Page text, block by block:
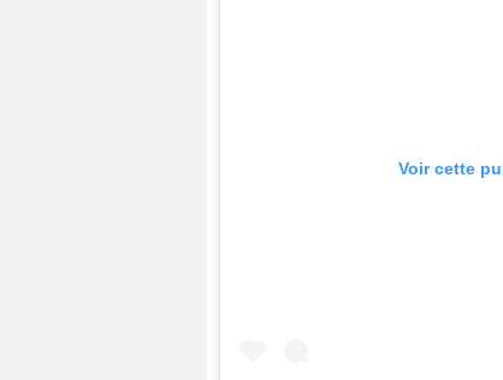
Voir cette